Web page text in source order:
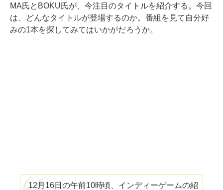
MA氏とBOKU氏が、今注目のタイトルを紹介する。今回
は、どんなタイトルが登場するのか。番組を見て自分好
みの1本を探してみてはいかがだろうか。
12月16日の午前10時頃、インディーゲームの紹